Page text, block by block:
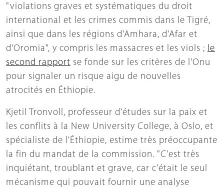
"violations graves et systématiques du droit
international et les crimes commis dans le Tigré,
ainsi que dans les régions d'Amhara, d'Afar et
d'Oromia", y compris les massacres et les viols ; le
second rapport se fonde sur les critères de l'Onu
pour signaler un risque aigu de nouvelles
atrocités en Éthiopie.
Kjetil Tronvoll, professeur d'études sur la paix et
les conflits à la New University College, à Oslo, et
spécialiste de l'Éthiopie, estime très préoccupante
la fin du mandat de la commission. "C'est très
inquiétant, troublant et grave, car c'était le seul
mécanisme qui pouvait fournir une analyse